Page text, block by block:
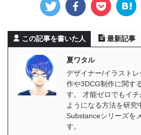
この記事を書いた人 最新記事
夏ワタル
デザイナー/イラスト
作や3DCG制作に関す
す。 才能ゼロでもイ
ようになる方法を研究
Substanceシリーズを
す。